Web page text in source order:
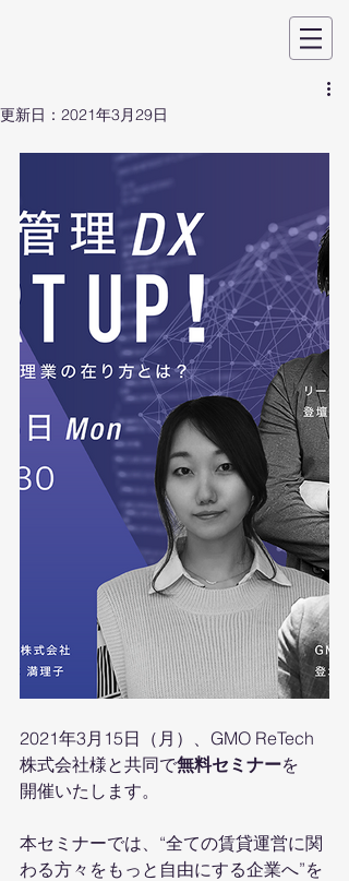
更新日： 2021年3月29日
2021年3月15日（月）、GMO ReTech
株式会社様と共同で無料セミナーを
開催いたします。
本セミナーでは、“全ての賃貸運営に関
わる方々をもっと自由にする企業へ”を